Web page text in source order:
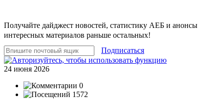
Получайте дайджест новостей, статистику АЕБ и анонсы
интересных материалов раньше остальных!
Подписаться
24 июня 2026
0
1572